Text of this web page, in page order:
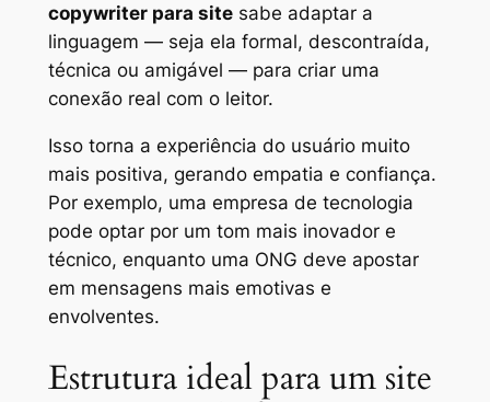
copywriter para sitesabe adaptar a
linguagem — seja ela formal, descontraída,
técnica ou amigável — para criar uma
conexão real com o leitor.
Isso torna a experiência do usuário muito
mais positiva, gerando empatia e confiança.
Por exemplo, uma empresa de tecnologia
pode optar por um tom mais inovador e
técnico, enquanto uma ONG deve apostar
em mensagens mais emotivas e
envolventes.
Estrutura ideal para um site